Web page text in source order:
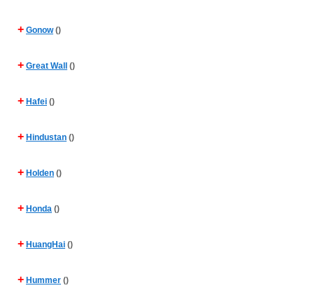
+ Gonow()
+ Great Wall ()
+ Hafei ()
+ Hindustan ()
+ Holden ()
+ Honda ()
+ HuangHai ()
+ Hummer ()